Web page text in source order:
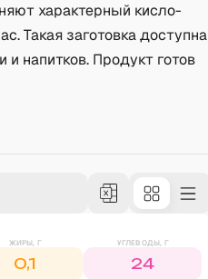
характерный кисло-
Такая заготовка доступна
напитков. Продукт готов
ЖИРЫ, Г
0,1
УГЛЕВОДЫ, Г
24